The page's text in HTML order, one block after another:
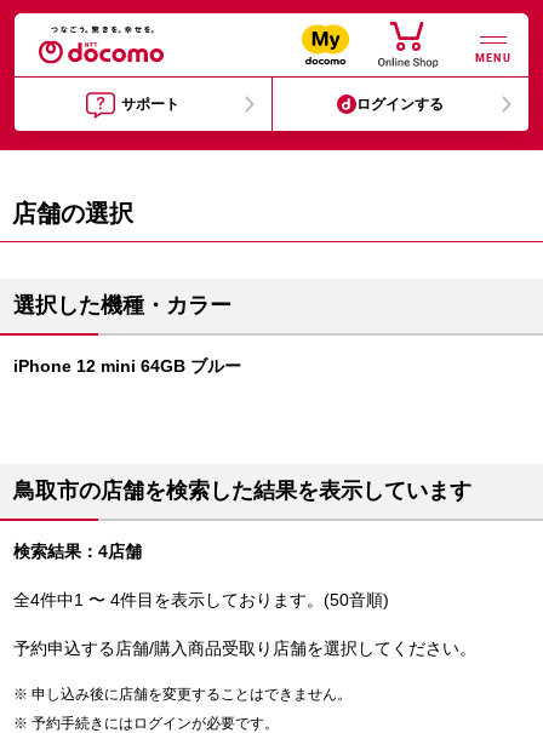
MENU
サポート ログインする
店舗の選択
選択した機種・カラー
iPhone 12 mini 64GB ブルー
鳥取市の店舗を検索した結果を表示しています
検索結果：4店舗
全4件中1 〜 4件目を表示しております。(50音順)
予約申込する店舗/購入商品受取り店舗を選択してください。
申し込み後に店舗を変更することはできません。
予約手続きにはログインが必要です。